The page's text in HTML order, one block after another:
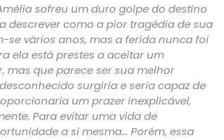
sofreu um duro golpe do destino
descrever como a pior tragédia de sua
se vários anos, mas a ferida nunca foi
ela está prestes a aceitar um
mas que parece ser sua melhor
surgiria e seria capaz de
um prazer inexplicável,
Para evitar uma vida de
a si mesma... Porém, essa